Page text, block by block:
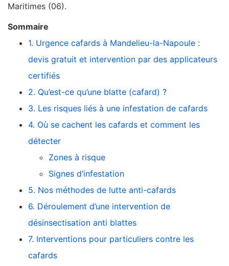
Maritimes (06).
Sommaire
1. Urgence cafards à Mandelieu-la-Napoule :
devis gratuit et intervention par des applicateurs
certifiés
2. Qu’est-ce qu’une blatte (cafard) ?
3. Les risques liés à une infestation de cafards
4. Où se cachent les cafards et comment les
détecter
Zones à risque
Signes d’infestation
5. Nos méthodes de lutte anti-cafards
6. Déroulement d’une intervention de
désinsectisation anti blattes
7. Interventions pour particuliers contre les
cafards